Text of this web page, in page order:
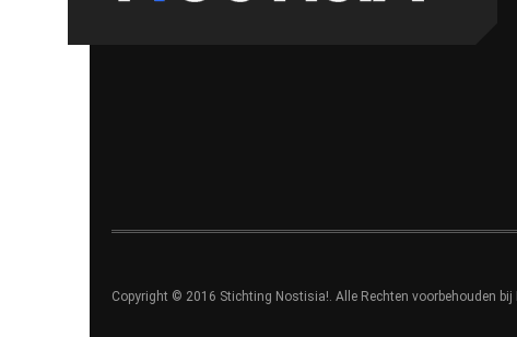
Copyright © 2016 Stichting Nostisia!. Alle Rechten voorbehouden bij